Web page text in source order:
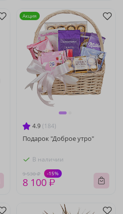
4.9 (184)
Подарок "Доброе утро"
В наличии
9 530 ₽ -15%
8 100 ₽
Акция